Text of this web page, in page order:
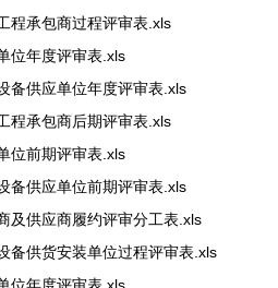
程承包商过程评审表.xls
位年度评审表.xls
备供应单位年度评审表.xls
程承包商后期评审表.xls
位前期评审表.xls
备供应单位前期评审表.xls
及供应商履约评审分工表.xls
备供货安装单位过程评审表.xls